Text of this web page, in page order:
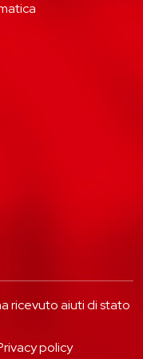
ricevuto aiuti di stato
policy